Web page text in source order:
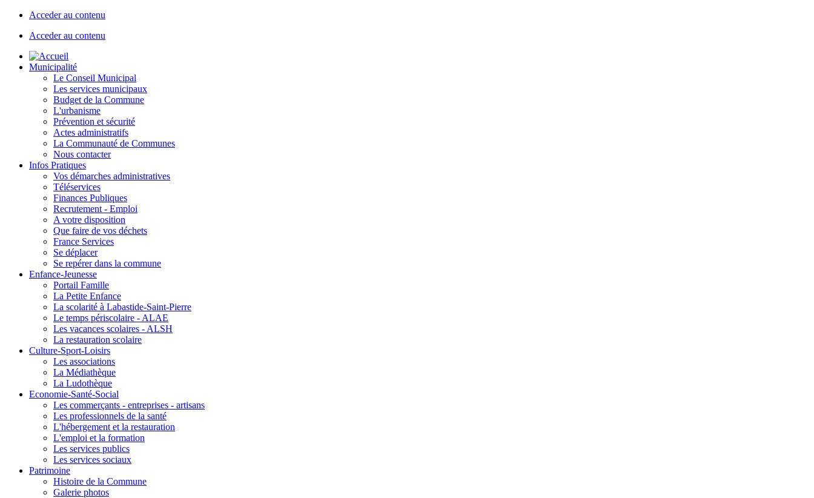
Acceder au contenu
Acceder au contenu
Municipalité
Le Conseil Municipal
Les services municipaux
Budget de la Commune
L'urbanisme
Prévention et sécurité
Actes administratifs
La Communauté de Communes
Nous contacter
Infos Pratiques
Vos démarches administratives
Téléservices
Finances Publiques
Recrutement - Emploi
A votre disposition
Que faire de vos déchets
France Services
Se déplacer
Se repérer dans la commune
Enfance-Jeunesse
Portail Famille
La Petite Enfance
La scolarité à Labastide-Saint-Pierre
Le temps périscolaire - ALAE
Les vacances scolaires - ALSH
La restauration scolaire
Culture-Sport-Loisirs
Les associations
La Médiathèque
La Ludothèque
Economie-Santé-Social
Les commerçants - entreprises - artisans
Les professionnels de la santé
L'hébergement et la restauration
L'emploi et la formation
Les services publics
Les services sociaux
Patrimoine
Histoire de la Commune
Galerie photos